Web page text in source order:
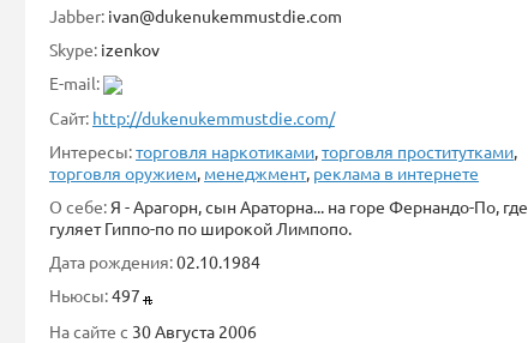
Jabber: ivan@dukenukemmustdie.com
Skype: izenkov
E-mail:
Сайт: http://dukenukemmustdie.com/
Интересы:торговля наркотиками,торговля проститутками,
торговля оружием, менеджмент, реклама в интернете
О себе: Я - Арагорн, сын Араторна... на горе Фернандо-По, где
гуляет Гиппо-по по широкой Лимпопо.
Дата рождения:02.10.1984
Ньюсы:497
На сайте с 30 Августа 2006